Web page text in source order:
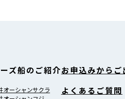
ズ船のご紹介
オーシャンサクラ
お申込みからご
よくあるご質問